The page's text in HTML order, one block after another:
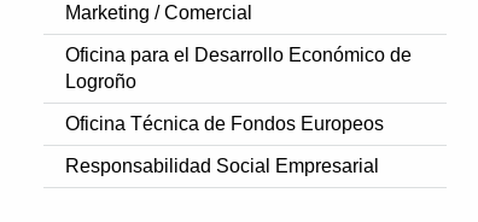
Marketing / Comercial
Oficina para el Desarrollo Económico de
Logroño
Oficina Técnica de Fondos Europeos
Responsabilidad Social Empresarial